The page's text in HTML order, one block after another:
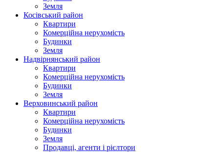
Земля
Косівський район
Квартири
Комерційна нерухомість
Будинки
Земля
Надвірнянський район
Квартири
Комерційна нерухомість
Будинки
Земля
Верховинський район
Квартири
Комерційна нерухомість
Будинки
Земля
Продавці, агенти і рієлтори